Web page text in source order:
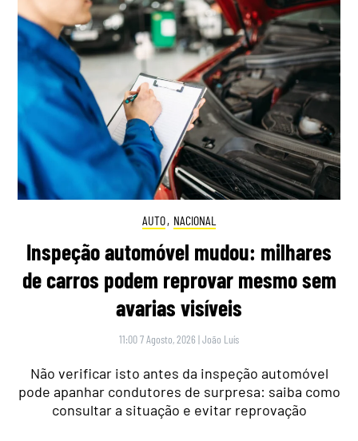
AUTO, NACIONAL
Inspeção automóvel mudou: milhares
de carros podem reprovar mesmo sem
avarias visíveis
11:00 7 Agosto, 2026 |João Luís
Não verificar isto antes da inspeção automóvel
pode apanhar condutores de surpresa: saiba como
consultar a situação e evitar reprovação